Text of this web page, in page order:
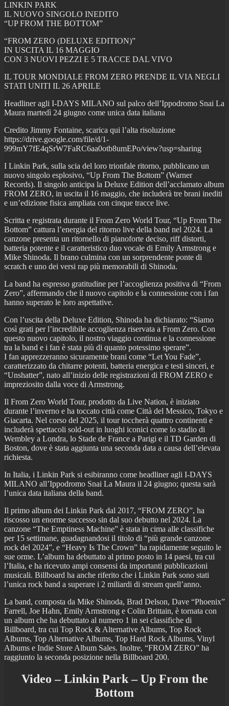
LINKIN PARK
IL NUOVO SINGOLO INEDITO
“UP FROM THE BOTTOM”
“FROM ZERO (DELUXE EDITION)”
IN USCITA IL 16 MAGGIO
CON 3 NUOVI PEZZI E 5 TRACCE DAL VIVO
IL TOUR MONDIALE FROM ZERO PRENDE IL VIA NEGLI
STATI UNITI IL 26 APRILE
Headliner agli I-DAYS MILANO sul palco dell’Ippodromo Snai La
Maura martedì 24 giugno come unica data italiana
Credito Jimmy Fontaine, scarica qui l’alta risoluzione
https://drive.google.com/file/d/1-
999mY7fE4qSrW7FaRC6aa0otb8umEPo/view?usp=sharing
I Linkin Park, sulla scia del loro trionfale ritorno, pubblicano un
nuovo singolo esplosivo, “Up From The Bottom” (Warner
Records). Il singolo anticipa la Deluxe Edition dell’acclamato album
FROM ZERO, in uscita il 16 maggio, che includerà tre brani inediti
e un’edizione fisica ampliata con cinque tracce live.
Scritta e registrata durante il From Zero World Tour, “Up From The
Bottom” cattura l’energia del ritorno live della band nel 2024. La
canzone presenta un ritornello di pianoforte deciso, riff distorti,
batteria potente e il caratteristico duo vocale di Emily Armstrong e
Mike Shinoda. Il brano culmina con un sorprendente ponte di
scratch e uno dei versi rap più memorabili di Shinoda.
La band ha espresso gratitudine per l’accoglienza positiva di “From
Zero”, affermando che il nuovo capitolo e la connessione con i fan
hanno superato le loro aspettative.
Con l’uscita della Deluxe Edition, Shinoda ha dichiarato: “Siamo
così grati per l’incredibile accoglienza riservata a From Zero. Con
questo nuovo capitolo, il nostro viaggio continua e la connessione
tra la band e i fan è stata più di quanto potessimo sperare”.
I fan apprezzeranno sicuramente brani come “Let You Fade”,
caratterizzato da chitarre potenti, batteria energica e testi sinceri, e
“Unshatter”, nato all’inizio delle registrazioni di FROM ZERO e
impreziosito dalla voce di Armstrong.
Il From Zero World Tour, prodotto da Live Nation, è iniziato
durante l’inverno e ha toccato città come Città del Messico, Tokyo e
Giacarta. Nel corso del 2025, il tour toccherà quattro continenti e
includerà spettacoli sold-out in luoghi iconici come lo stadio di
Wembley a Londra, lo Stade de France a Parigi e il TD Garden di
Boston, dove è stata aggiunta una seconda data a causa dell’elevata
richiesta.
In Italia, i Linkin Park si esibiranno come headliner agli I-DAYS
MILANO all’Ippodromo Snai La Maura il 24 giugno; questa sarà
l’unica data italiana della band.
Il primo album dei Linkin Park dal 2017, “FROM ZERO”, ha
riscosso un enorme successo sin dal suo debutto nel 2024. La
canzone “The Emptiness Machine” è stata in cima alle classifiche
per 15 settimane, guadagnandosi il titolo di “più grande canzone
rock del 2024”, e “Heavy Is The Crown” ha rapidamente seguito le
sue orme. L’album ha debuttato al primo posto in 14 paesi, tra cui
l’Italia, e ha ricevuto ampi consensi da importanti pubblicazioni
musicali. Billboard ha anche riferito che i Linkin Park sono stati
l’unica rock band a superare i 2 miliardi di stream quell’anno.
La band, composta da Mike Shinoda, Brad Delson, Dave “Phoenix”
Farrell, Joe Hahn, Emily Armstrong e Colin Brittain, è tornata con
un album che ha debuttato al numero 1 in sei classifiche di
Billboard, tra cui Top Rock & Alternative Albums, Top Rock
Albums, Top Alternative Albums, Top Hard Rock Albums, Vinyl
Albums e Indie Store Album Sales. Inoltre, “FROM ZERO” ha
raggiunto la seconda posizione nella Billboard 200.
Video – Linkin Park – Up From the
Bottom